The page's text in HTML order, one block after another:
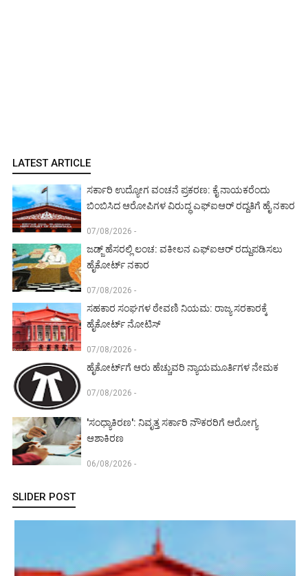
LATEST ARTICLE
ಸರ್ಕಾರಿ ಉದ್ಯೋಗ ವಂಚನೆ ಪ್ರಕರಣ: ಕೈ ನಾಯಕರೆಂದು
ಬಿಂಬಿಸಿದ ಆರೋಪಿಗಳ ವಿರುದ್ಧ ಎಫ್‌ಐಆರ್ ರದ್ದತಿಗೆ ಹೈ ನಕಾರ
07/08/2026 -
ಜಡ್ಜ್ ಹೆಸರಲ್ಲಿ ಲಂಚ: ವಕೀಲನ ಎಫ್‌ಐಆರ್ ರದ್ದುಪಡಿಸಲು
ಹೈಕೋರ್ಟ್ ನಕಾರ
07/08/2026 -
ಸಹಕಾರ ಸಂಘಗಳ ಠೇವಣಿ ನಿಯಮ: ರಾಜ್ಯ ಸರಕಾರಕ್ಕೆ
ಹೈಕೋರ್ಟ್ ನೋಟಿಸ್
07/08/2026 -
ಹೈಕೋರ್ಟ್‌ಗೆ ಆರು ಹೆಚ್ಚುವರಿ ನ್ಯಾಯಮೂರ್ತಿಗಳ ನೇಮಕ
07/08/2026 -
'ಸಂಧ್ಯಾಕಿರಣ': ನಿವೃತ್ತ ಸರ್ಕಾರಿ ನೌಕರರಿಗೆ ಆರೋಗ್ಯ
ಆಶಾಕಿರಣ
06/08/2026 -
SLIDER POST